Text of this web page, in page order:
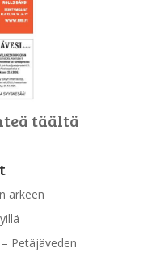
täältä
arkeen
Petäjäveden